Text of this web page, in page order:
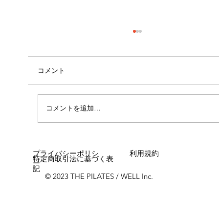
自己紹介
コメント
コメントを追加…
© 2023 THE PILATES / WELL Inc.
プライバシーポリシ
ー
利用規約
特定商取引法に基づく表
記